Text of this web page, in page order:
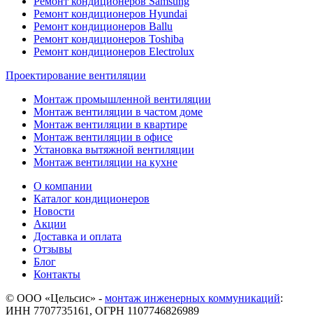
Ремонт кондиционеров Hyundai
Ремонт кондиционеров Ballu
Ремонт кондиционеров Toshibа
Ремонт кондиционеров Electrolux
Проектирование вентиляции
Монтаж промышленной вентиляции
Монтаж вентиляции в частом доме
Монтаж вентиляции в квартире
Монтаж вентиляции в офисе
Установка вытяжной вентиляции
Монтаж вентиляции на кухне
О компании
Каталог кондиционеров
Новости
Акции
Доставка и оплата
Отзывы
Блог
Контакты
© ООО «Цельсис» - монтаж инженерных коммуникаций:
ИНН 7707735161, ОГРН 1107746826989